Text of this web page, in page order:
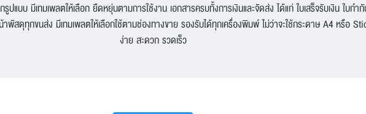
ปแบบ มีเทมเพลตให้เลือก ยืดหยุ่นตามการใช้งาน เอกสารครบทั้งการเงินและจัดส่ง ได้แก่ ใบเสร็จรับเงิน ใบกำ
าพัสดุทุกขนส่ง มีเทมเพลตให้เลือกใช้ตามช่องทางขาย รองรับได้ทุกเครื่องพิมพ์ ไม่ว่าจะใช้กระดาษ A4 หรือ
ง่าย สะดวก รวดเร็ว